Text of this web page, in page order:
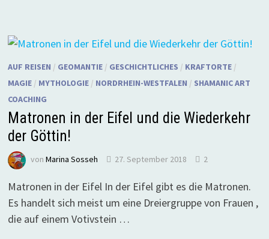
AUF REISEN / GEOMANTIE/ GESCHICHTLICHES / KRAFTORTE/
MAGIE/ MYTHOLOGIE/ NORDRHEIN-WESTFALEN / SHAMANIC ART
COACHING
Matronen in der Eifel und die Wiederkehr
der Göttin!
von Marina Sosseh 27. September 2018 2
Matronen in der Eifel In der Eifel gibt es die Matronen.
Es handelt sich meist um eine Dreiergruppe von Frauen ,
die auf einem Votivstein …